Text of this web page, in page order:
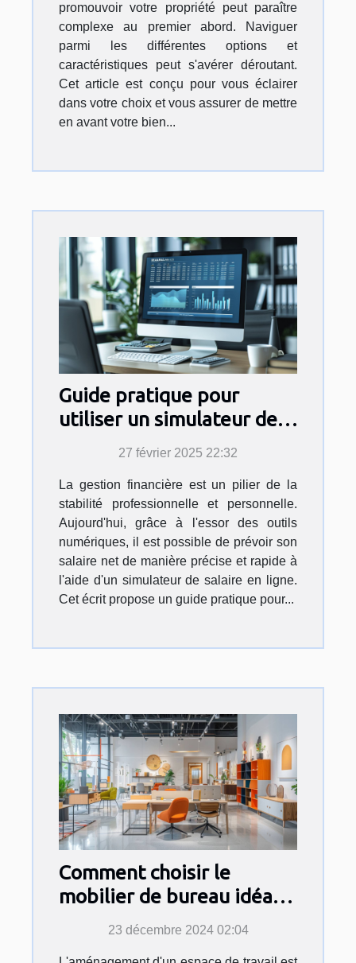
promouvoir votre propriété peut paraître
complexe au premier abord. Naviguer
parmi les différentes options et
caractéristiques peut s'avérer déroutant.
Cet article est conçu pour vous éclairer
dans votre choix et vous assurer de mettre
en avant votre bien...
Guide pratique pour
utiliser un simulateur de
salaire en ligne
27 février 2025 22:32
La gestion financière est un pilier de la
stabilité professionnelle et personnelle.
Aujourd'hui, grâce à l'essor des outils
numériques, il est possible de prévoir son
salaire net de manière précise et rapide à
l'aide d'un simulateur de salaire en ligne.
Cet écrit propose un guide pratique pour...
Comment choisir le
mobilier de bureau idéal
pour optimiser l'espace de
23 décembre 2024 02:04